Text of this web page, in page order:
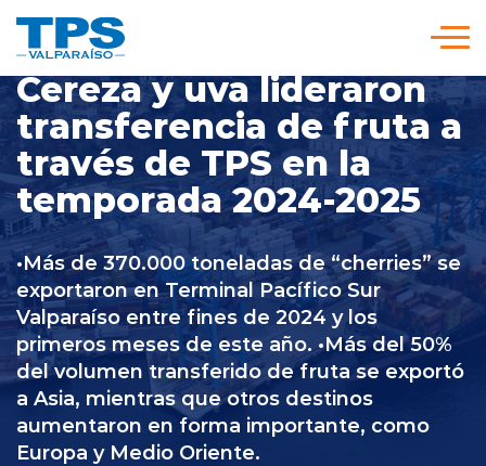
Somos TPS
Nuestra Visión Estratégica
Servicios y Tarifas
Políticas y Procedimientos
Prensa
Cereza y uva lideraron
transferencia de fruta a
través de TPS en la
temporada 2024-2025
•Más de 370.000 toneladas de “cherries” se
exportaron en Terminal Pacífico Sur
Valparaíso entre fines de 2024 y los
primeros meses de este año. •Más del 50%
del volumen transferido de fruta se exportó
a Asia, mientras que otros destinos
aumentaron en forma importante, como
Europa y Medio Oriente.